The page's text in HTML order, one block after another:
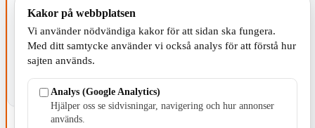
KOMMUNEN
Kakor på webbplatsen
Vi använder nödvändiga kakor för att sidan ska fungera.
Med ditt samtycke använder vi också analys för att förstå hur
sajten används.
Analys (Google Analytics)
Hjälper oss se sidvisningar, navigering och hur annonser
används.